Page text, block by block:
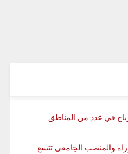
في عدد من المناطق
والمنصب الجامعي تتسع